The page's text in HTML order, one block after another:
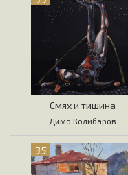
Смях и тишина
Димо Колибаров
35